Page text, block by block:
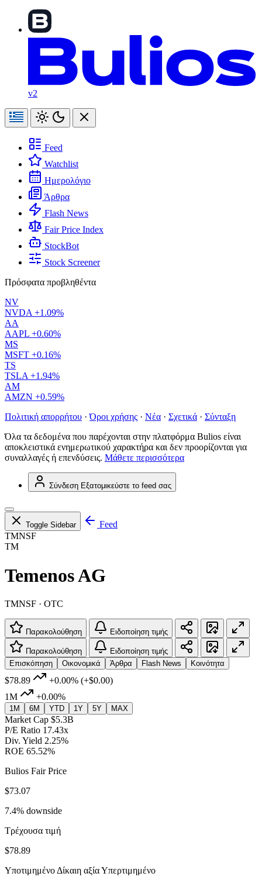
v2
Feed
Watchlist
Ημερολόγιο
Άρθρα
Flash News
Fair Price Index
StockBot
Stock Screener
Πρόσφατα προβληθέντα
NV
NVDA +1.09%
AA
AAPL +0.60%
MS
MSFT +0.16%
TS
TSLA +1.94%
AM
AMZN +0.59%
Πολιτική απορρήτου · Όροι χρήσης · Νέα · Σχετικά · Σύνταξη
Όλα τα δεδομένα που παρέχονται στην πλατφόρμα Bulios είναι
αποκλειστικά ενημερωτικού χαρακτήρα και δεν προορίζονται για
συναλλαγές ή επενδύσεις. Μάθετε περισσότερα
Σύνδεση Εξατομικεύστε το feed σας
Toggle Sidebar
Feed
TMNSF
TM
Temenos AG
TMNSF · OTC
Παρακολούθηση Ειδοποίηση τιμής
Παρακολούθηση
Ειδοποίηση τιμής
Επισκόπηση
Οικονομικά Άρθρα Flash News Κοινότητα
$78.89 +0.00% (+$0.00)
1M
+0.00%
1M 6M YTD 1Y 5Y MAX
Market Cap $5.3B
P/E Ratio 17.43x
Div. Yield 2.25%
ROE 65.52%
Bulios Fair Price
$73.07
7.4% downside
Τρέχουσα τιμή
$78.89
Υποτιμημένο Δίκαιη αξίαΥπερτιμημένο